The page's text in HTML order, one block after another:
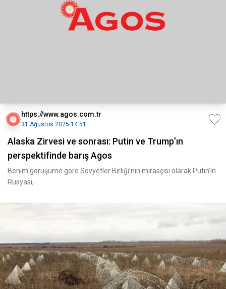
https://www.agos.com.tr
31 Ağustos 2025 14:51
Alaska Zirvesi ve sonrası: Putin ve Trump’ın
perspektifinde barış Agos
Benim görüşüme göre Sovyetler Birliği’nin mirasçısı olarak Putin’in
Rusyası,